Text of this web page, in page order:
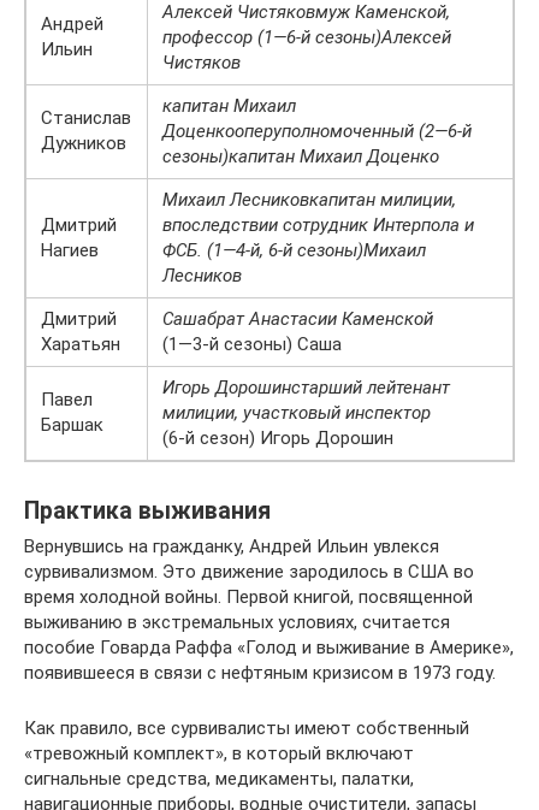
Андрей
Ильин
Алексей Чистяковмуж Каменской,
профессор (1—6-й сезоны)Алексей
Чистяков
Станислав
Дужников
капитан Михаил
Доценкооперуполномоченный (2—6-й
сезоны)капитан Михаил Доценко
Дмитрий
Нагиев
Михаил Лесниковкапитан милиции,
впоследствии сотрудник Интерпола и
ФСБ. (1—4-й, 6-й сезоны)Михаил
Лесников
Дмитрий
Харатьян
Сашабрат Анастасии Каменской
(1—3-й сезоны) Саша
Павел
Баршак
Игорь Дорошинстарший лейтенант
милиции, участковый инспектор
(6-й сезон) Игорь Дорошин
Практика выживания
Вернувшись на гражданку, Андрей Ильин увлекся
сурвивализмом. Это движение зародилось в США во
время холодной войны. Первой книгой, посвященной
выживанию в экстремальных условиях, считается
пособие Говарда Раффа «Голод и выживание в Америке»,
появившееся в связи с нефтяным кризисом в 1973 году.
Как правило, все сурвивалисты имеют собственный
«тревожный комплект», в который включают
сигнальные средства, медикаменты, палатки,
навигационные приборы, водные очистители, запасы